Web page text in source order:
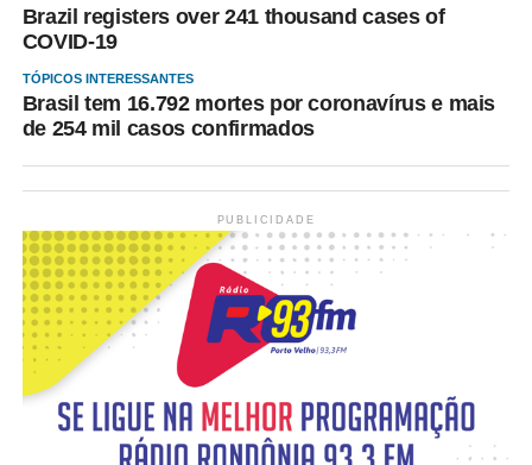
Brazil registers over 241 thousand cases of
COVID-19
TÓPICOS INTERESSANTES
Brasil tem 16.792 mortes por coronavírus e mais
de 254 mil casos confirmados
PUBLICIDADE